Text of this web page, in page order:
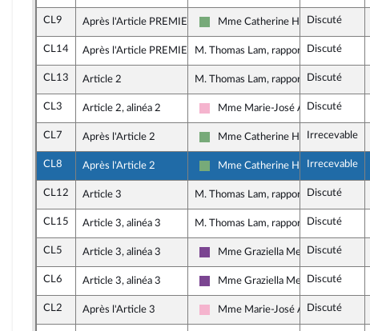
CL9 Après l'Article PREMIER
Écologiste et Social
Mme Catherine Hervieu
Discuté
CL14 Après l'Article PREMIER M. Thomas Lam, rapporteurDiscuté
CL13 Article 2 M. Thomas Lam, rapporteurDiscuté
CL3 Article 2, alinéa 2
Socialistes et apparentés
Mme Marie-José Allemand
Discuté
CL7 Après l'Article 2
Écologiste et Social
Mme Catherine HervieuIrrecevable
CL8 Après l'Article 2
Écologiste et Social
Mme Catherine HervieuIrrecevable
CL12 Article 3 M. Thomas Lam, rapporteurDiscuté
CL15 Article 3, alinéa 3 M. Thomas Lam, rapporteurDiscuté
CL5 Article 3, alinéa 3
Ensemble pour la République
Mme Graziella MelchiorDiscuté
CL6 Article 3, alinéa 3
Ensemble pour la République
Mme Graziella MelchiorDiscuté
CL2 Après l'Article 3
Socialistes et apparentés
Mme Marie-José Allemand
Discuté